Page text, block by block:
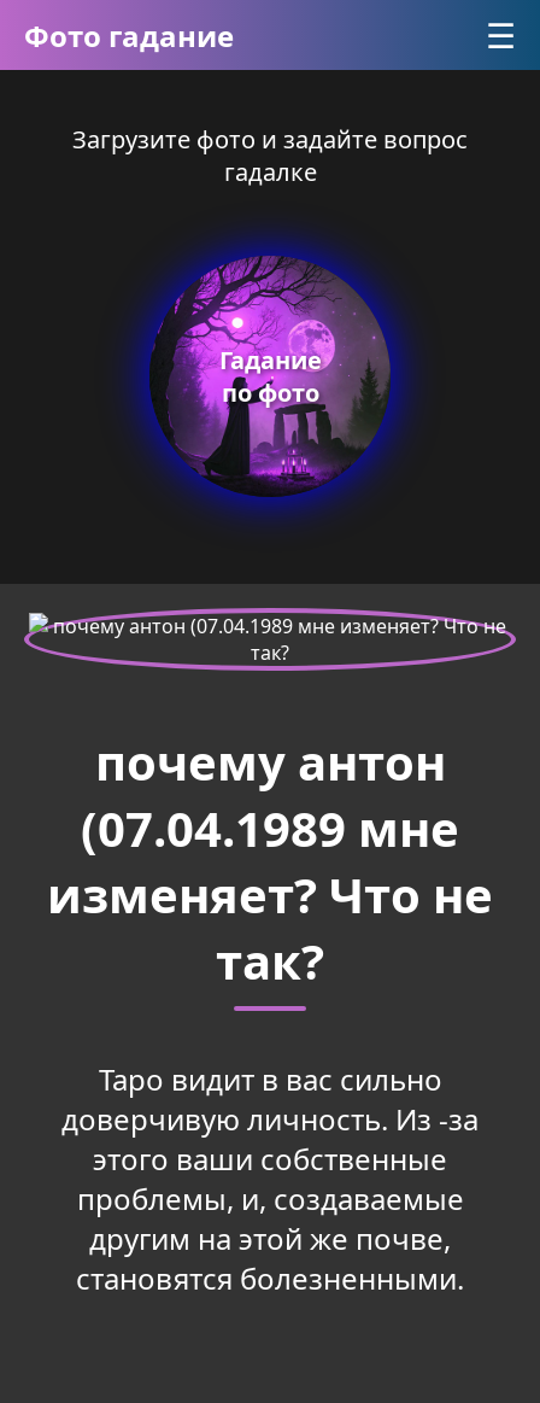
Фото гадание ☰
Загрузите фото и задайте вопрос
гадалке
Гадание
по фото
почему антон
(07.04.1989 мне
изменяет? Что не
так?
Таро видит в вас сильно
доверчивую личность. Из -за
этого ваши собственные
проблемы, и, создаваемые
другим на этой же почве,
становятся болезненными.